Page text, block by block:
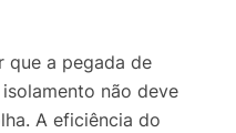
que a pegada de
não deve
A eficiência do